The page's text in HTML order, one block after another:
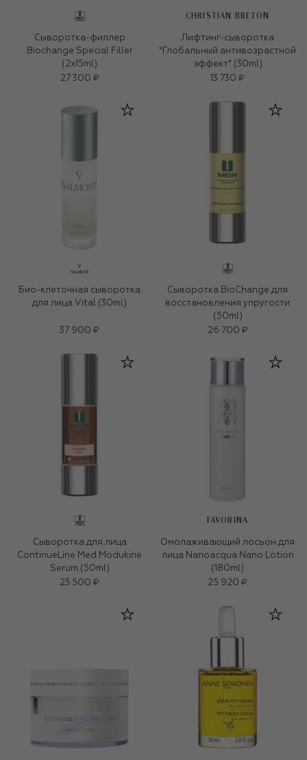
Сыворотка-филлер
Biochange Special Filler
(2x15ml)
27 300 ₽
CHRISTIAN BRETON
Лифтинг-сыворотка
"Глобальный антивозрастной
эффект" (30ml)
13 730 ₽
Био-клеточная сыворотка
для лица Vital (30ml)
37 900 ₽
Сыворотка BioChange для
восстановления упругости
(50ml)
26 700 ₽
Сыворотка для лица
ContinueLine Med Modukine
Serum (50ml)
23 500 ₽
FAVORINA
Омолаживающий лосьон для
лица Nanoacqua Nano Lotion
(180ml)
25 920 ₽